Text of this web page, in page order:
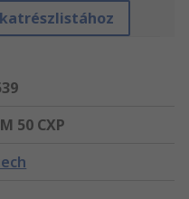
50 CXP